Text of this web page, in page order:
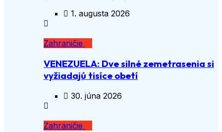
1. augusta 2026
Zahraničie
VENEZUELA: Dve silné zemetrasenia si
vyžiadajú tisíce obetí
30. júna 2026
Zahraničie